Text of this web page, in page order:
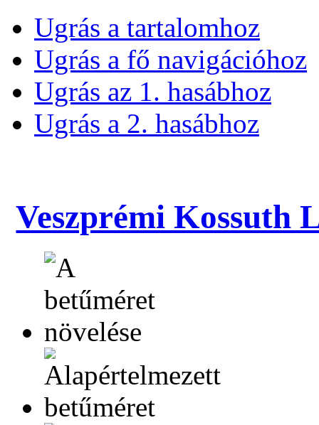
Ugrás a tartalomhoz
Ugrás a fő navigációhoz
Ugrás az 1. hasábhoz
Ugrás a 2. hasábhoz
Veszprémi Kossuth